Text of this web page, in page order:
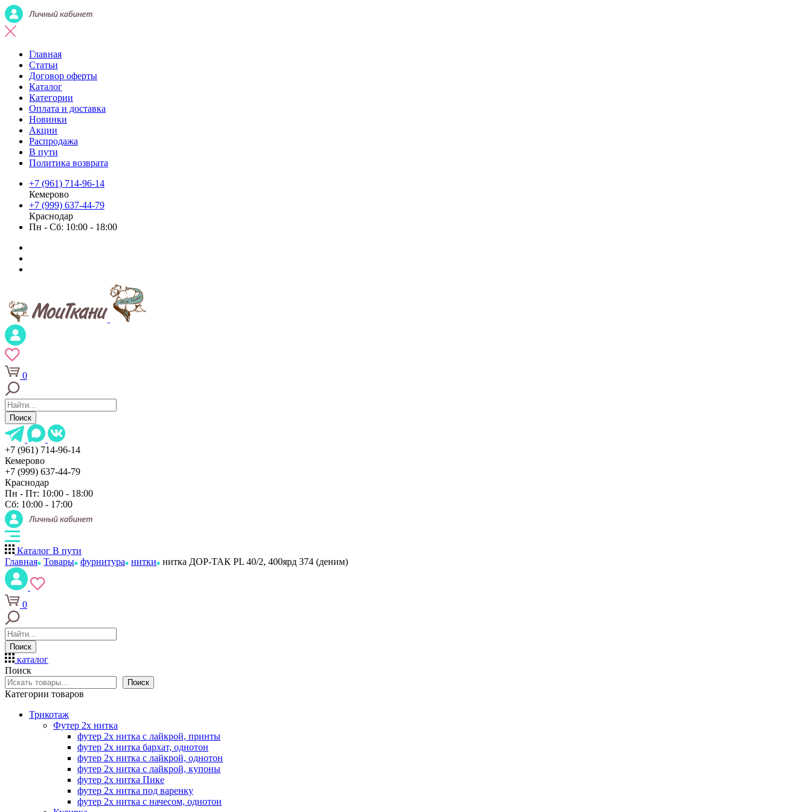
Главная
Статьи
Договор оферты
Каталог
Категории
Оплата и доставка
Новинки
Акции
Распродажа
В пути
Политика возврата
+7 (961) 714-96-14
Кемерово
+7 (999) 637-44-79
Краснодар
Пн - Сб: 10:00 - 18:00
0
Поиск
+7 (961) 714-96-14
Кемерово
+7 (999) 637-44-79
Краснодар
Пн - Пт: 10:00 - 18:00
Сб: 10:00 - 17:00
Каталог В пути
Главная Товары фурнитура нитки нитка ДОР-ТАК PL 40/2, 400ярд 374 (деним)
0
Поиск
каталог
Поиск
Поиск
Категории товаров
Трикотаж
Футер 2х нитка
футер 2х нитка с лайкрой, принты
футер 2х нитка бархат, однотон
футер 2х нитка с лайкрой, однотон
футер 2х нитка с лайкрой, купоны
футер 2х нитка Пике
футер 2х нитка под варенку
футер 2х нитка с начесом, однотон